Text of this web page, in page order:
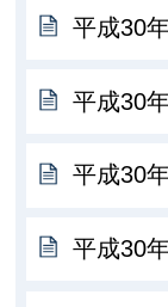
平成30
平成30
平成30
平成30